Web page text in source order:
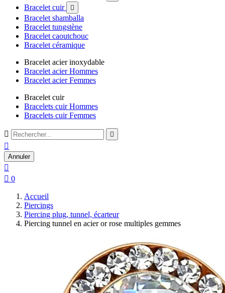
Bracelet cuir 
Bracelet shamballa
Bracelet tungstène
Bracelet caoutchouc
Bracelet céramique
Bracelet acier inoxydable
Bracelet acier Hommes
Bracelet acier Femmes
Bracelet cuir
Bracelets cuir Hommes
Bracelets cuir Femmes
 

Annuler

 0
Accueil
Piercings
Piercing plug, tunnel, écarteur
Piercing tunnel en acier or rose multiples gemmes